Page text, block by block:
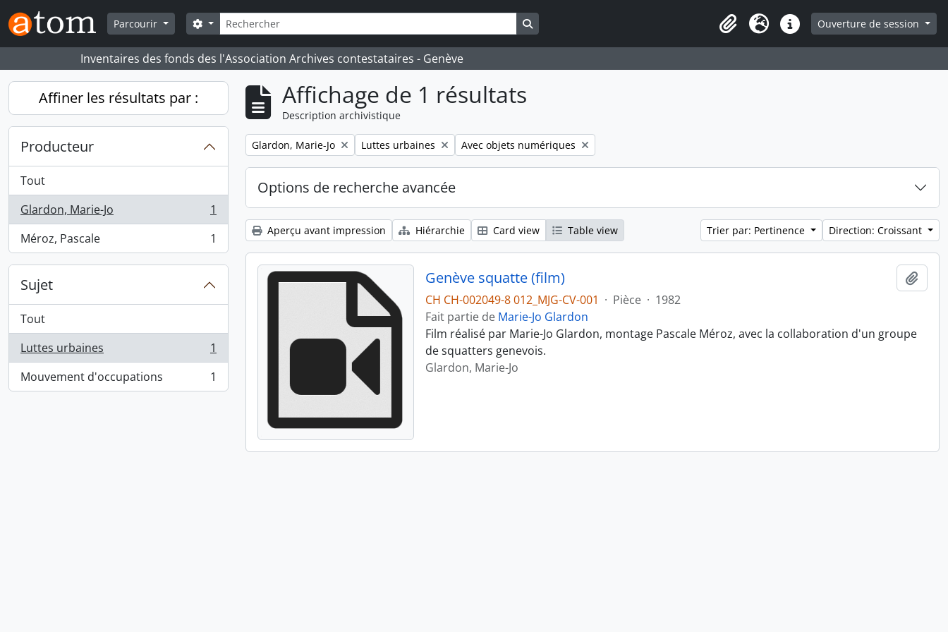
Skip to main content
Parcourir
Rechercher
Search options
Presse-papier
LangueLiens rapidesOuverture de session
Inventaires des fonds des l'Association Archives contestataires - Genève
Affiner les résultats par :
Producteur
Tout
Glardon, Marie-Jo
, 1 résultats
1
Méroz, Pascale
, 1 résultats 1
Sujet
Tout
Luttes urbaines
, 1 résultats
1
Mouvement d'occupations
, 1 résultats 1
Affichage de 1 résultats
Description archivistique
Remove filter:
Glardon, Marie-Jo Remove filter:
Luttes urbaines Remove filter:
Avec objets numériques
Options de recherche avancée
Aperçu avant impression Hiérarchie Card view Table view Trier par: Pertinence Direction: Croissant
Genève squatte (film)
CH CH-002049-8 012_MJG-CV-001 · Pièce · 1982
Fait partie de Marie-Jo Glardon
Film réalisé par Marie-Jo Glardon, montage Pascale Méroz, avec la collaboration d'un groupe
de squatters genevois.
Glardon, Marie-Jo